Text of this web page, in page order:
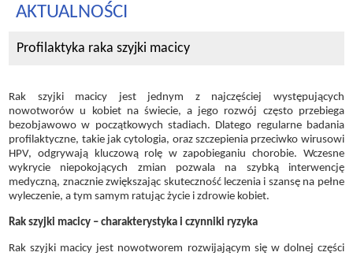
AKTUALNOŚCI
Profilaktyka raka szyjki macicy
Rak szyjki macicy jest jednym z najczęściej występujących
nowotworów u kobiet na świecie, a jego rozwój często przebiega
bezobjawowo w początkowych stadiach. Dlatego regularne badania
profilaktyczne, takie jak cytologia, oraz szczepienia przeciwko wirusowi
HPV, odgrywają kluczową rolę w zapobieganiu chorobie. Wczesne
wykrycie niepokojących zmian pozwala na szybką interwencję
medyczną, znacznie zwiększając skuteczność leczenia i szansę na pełne
wyleczenie, a tym samym ratując życie i zdrowie kobiet.
Rak szyjki macicy – charakterystyka i czynniki ryzyka
Rak szyjki macicy jest nowotworem rozwijającym się w dolnej części